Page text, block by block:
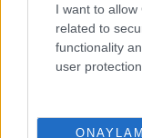
I want to
related to
functionality
user protection.
PUAN BAZINDA TOP 5